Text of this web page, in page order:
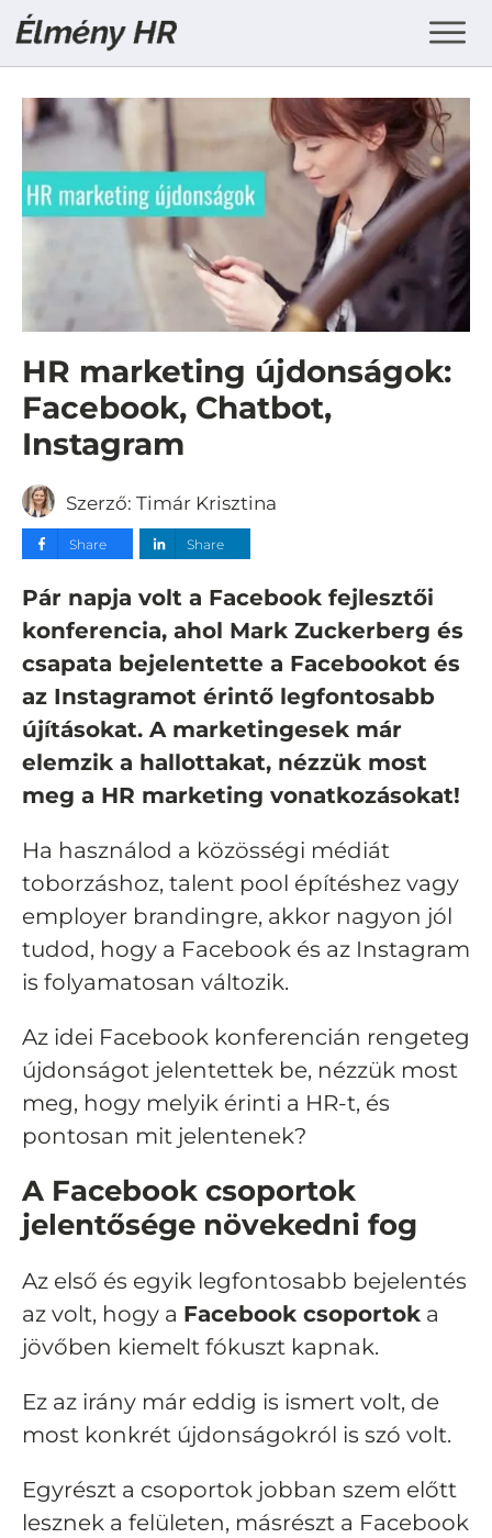
HR marketing újdonságok:
Facebook, Chatbot,
Instagram
Szerző: Timár Krisztina
Share Share
Pár napja volt a Facebook fejlesztői
konferencia, ahol Mark Zuckerberg és
csapata bejelentette a Facebookot és
az Instagramot érintő legfontosabb
újításokat. A marketingesek már
elemzik a hallottakat, nézzük most
meg a HR marketing vonatkozásokat!
Ha használod a közösségi médiát
toborzáshoz, talent pool építéshez vagy
employer brandingre, akkor nagyon jól
tudod, hogy a Facebook és az Instagram
is folyamatosan változik.
Az idei Facebook konferencián rengeteg
újdonságot jelentettek be, nézzük most
meg, hogy melyik érinti a HR-t, és
pontosan mit jelentenek?
A Facebook csoportok
jelentősége növekedni fog
Az első és egyik legfontosabb bejelentés
az volt, hogy a Facebook csoportok a
jövőben kiemelt fókuszt kapnak.
Ez az irány már eddig is ismert volt, de
most konkrét újdonságokról is szó volt.
Egyrészt a csoportok jobban szem előtt
lesznek a felületen, másrészt a Facebook